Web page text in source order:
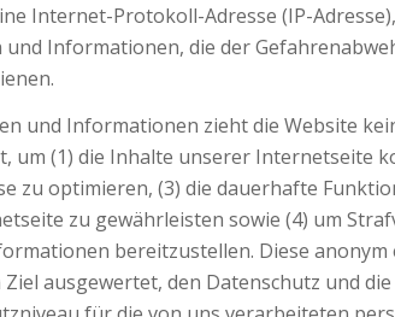
Internet-Protokoll-Adresse (IP-
Informationen, die der
und Informationen zieht die Website
um (1) die Inhalte unserer Internetseite
zu optimieren, (3) die dauerhafte
zu gewährleisten sowie (4) um
bereitzustellen. Diese
ausgewertet, den Datenschutz und